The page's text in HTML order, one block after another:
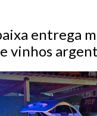
entrega
vinhos